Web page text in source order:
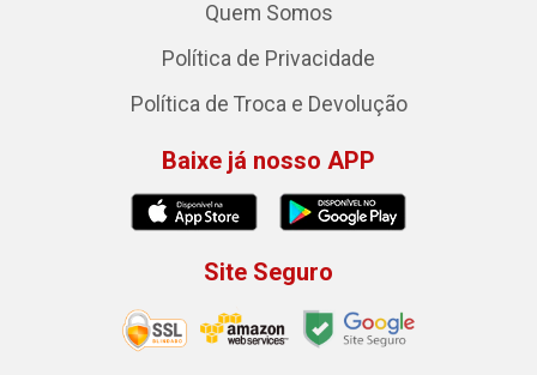
Quem Somos
Política de Privacidade
Política de Troca e Devolução
Baixe já nosso APP
Site Seguro